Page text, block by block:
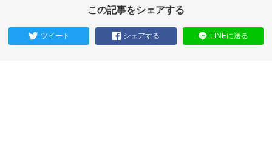
この記事をシェアする
ツイート シェアする LINEに送る